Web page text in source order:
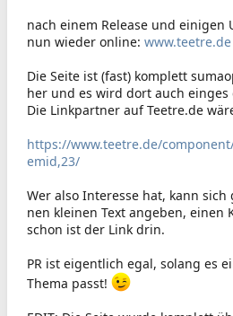
nach einem Release und einigen
nun wieder online: www.teetre.de
Die Seite ist (fast) komplett
her und es wird dort auch
Die Linkpartner auf Teetre.de
https://www.teetre.de/
emid,23/
Wer also Interesse hat, kann
nen kleinen Text angeben, einen
schon ist der Link drin.
PR ist eigentlich egal, solang es
Thema passt!